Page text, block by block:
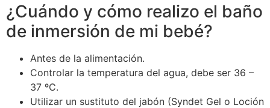
¿Cuándo y cómo realizo el baño
de inmersión de mi bebé?
Antes de la alimentación.
Controlar la temperatura del agua, debe ser 36 –
37 ºC.
Utilizar un sustituto del jabón (Syndet Gel o Loción